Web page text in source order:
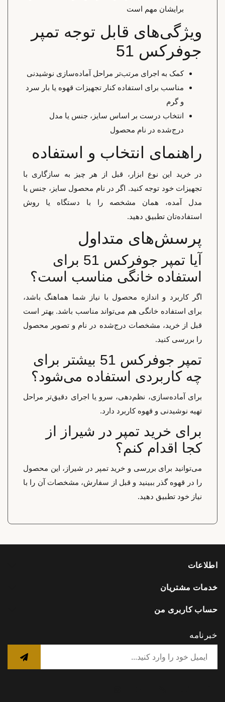
برایشان مهم است
ویژگی‌های قابل توجه تمپر
جوفرکس 51
کمک به اجرای مرتب‌تر مراحل آماده‌سازی نوشیدنی
مناسب برای استفاده کنار تجهیزات قهوه یا بار سرد
و گرم
انتخاب درست بر اساس سایز، جنس یا مدل
درج‌شده در نام محصول
راهنمای انتخاب و استفاده
در خرید این نوع ابزار، قبل از هر چیز به سازگاری با
تجهیزات خود توجه کنید. اگر در نام محصول سایز، جنس یا
مدل آمده، همان مشخصه را با دستگاه یا روش
استفاده‌تان تطبیق دهید.
پرسش‌های متداول
آیا تمپر جوفرکس 51 برای
استفاده خانگی مناسب است؟
اگر کاربرد و اندازه محصول با نیاز شما هماهنگ باشد،
برای استفاده خانگی هم می‌تواند مناسب باشد. بهتر است
قبل از خرید، مشخصات درج‌شده در نام و تصویر محصول
را بررسی کنید.
تمپر جوفرکس 51 بیشتر برای
چه کاربردی استفاده می‌شود؟
برای آماده‌سازی، نظم‌دهی، سرو یا اجرای دقیق‌تر مراحل
تهیه نوشیدنی و قهوه کاربرد دارد.
برای خرید تمپر در شیراز از
کجا اقدام کنم؟
می‌توانید برای بررسی و خرید تمپر در شیراز، این محصول
را در قهوه گذر ببینید و قبل از سفارش، مشخصات آن را با
نیاز خود تطبیق دهید.
اطلاعات
خدمات مشتریان
حساب کاربری من
خبرنامه